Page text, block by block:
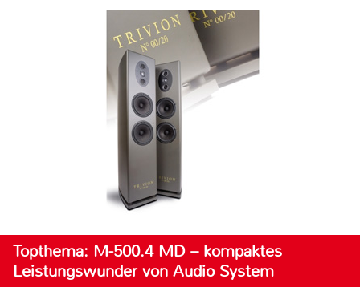
Topthema: M-500.4 MD – kompaktes
Leistungswunder von Audio System